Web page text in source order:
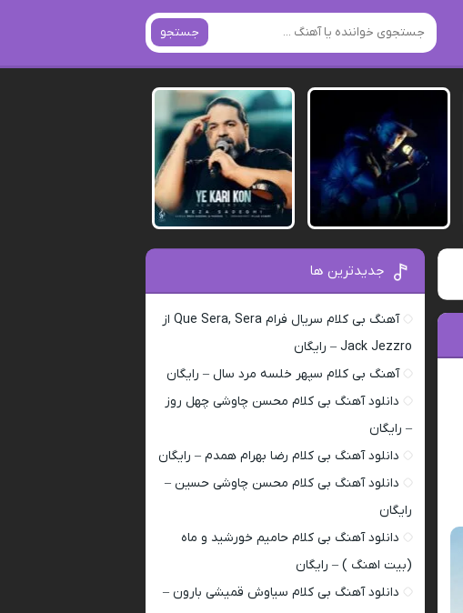
جستجو
جدیدترین ها
آهنگ بی کلام سریال فرام Que Sera, Sera از
Jack Jezzro – رایگان
آهنگ بی کلام سپهر خلسه مرد سال – رایگان
دانلود آهنگ بی کلام محسن چاوشی چهل روز
– رایگان
دانلود آهنگ بی کلام رضا بهرام همدم – رایگان
دانلود آهنگ بی کلام محسن چاوشی حسین –
رایگان
دانلود آهنگ بی کلام حامیم خورشید و ماه
(بیت اهنگ ) – رایگان
دانلود آهنگ بی کلام سیاوش قمیشی بارون –